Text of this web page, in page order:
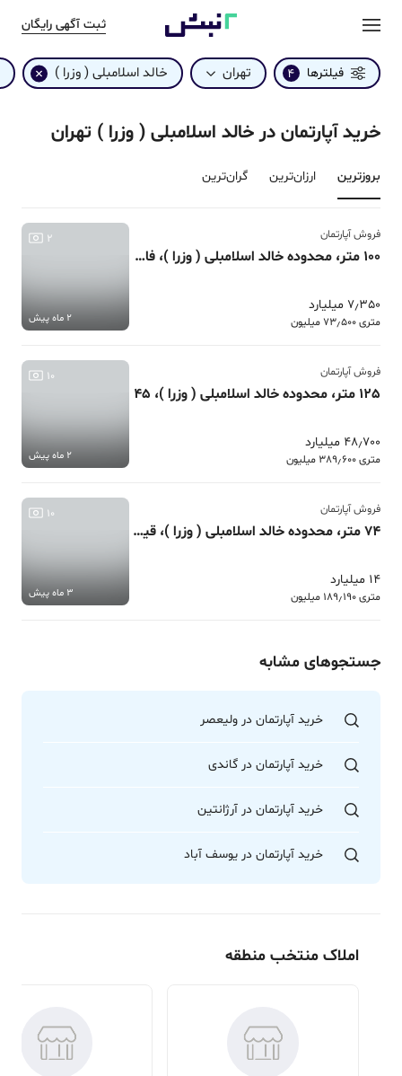
ثبت آگهی رایگان
فیلترها 4 تهران خالد اسلامبلی ( وزرا )
خرید آپارتمان در خالد اسلامبلی ( وزرا ) تهران
بروزترین‌ ارزان‌ترین گران‌ترین
فروش آپارتمان
100 متر، محدوده خالد اسلامبلی ( وزرا )، فاز 8 پردیس
7٫350 میلیارد
متری 73٫500 میلیون
2
2 ماه پیش
فروش آپارتمان
125 متر، محدوده خالد اسلامبلی ( وزرا )، 45
48٫700 میلیارد
متری 389٫600 میلیون
10
2 ماه پیش
فروش آپارتمان
74 متر، محدوده خالد اسلامبلی ( وزرا )، قیومی
14 میلیارد
متری 189٫190 میلیون
10
3 ماه پیش
جستجوهای مشابه
خرید آپارتمان در ولیعصر
خرید آپارتمان در گاندی
خرید آپارتمان در آرژانتین
خرید آپارتمان در یوسف آباد
املاک منتخب منطقه